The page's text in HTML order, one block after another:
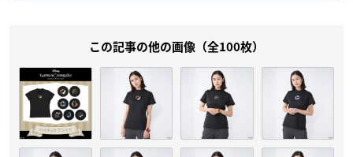
この記事の他の画像（全100枚）